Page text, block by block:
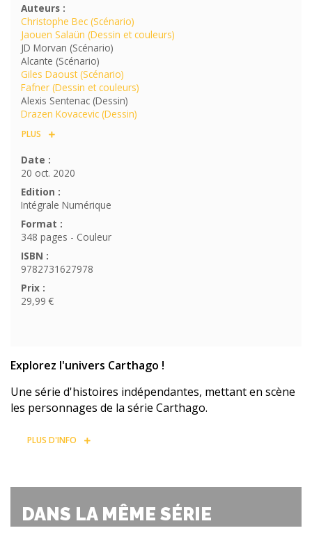
Auteurs :
Christophe Bec (Scénario)
Jaouen Salaün (Dessin et couleurs)
JD Morvan (Scénario)
Alcante (Scénario)
Giles Daoust (Scénario)
Fafner (Dessin et couleurs)
Alexis Sentenac (Dessin)
Drazen Kovacevic (Dessin)
PLUS
Date :
20 oct. 2020
Edition :
Intégrale Numérique
Format :
348 pages - Couleur
ISBN :
9782731627978
Prix :
29,99 €
Explorez l'univers Carthago !
Une série d'histoires indépendantes, mettant en scène
les personnages de la série Carthago.
PLUS D'INFO
DANS LA MÊME SÉRIE